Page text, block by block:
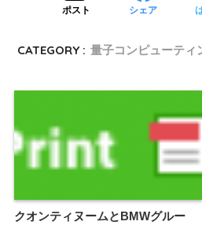
ポスト シェア
CATEGORY : 量子コンピューティ
クオンティヌームとBMWグルー